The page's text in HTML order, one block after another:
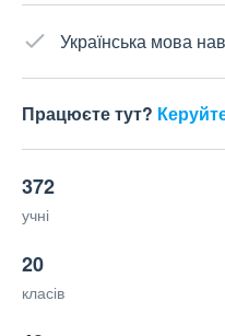
Українська мова
Працюєте тут?
372
учні
20
класів